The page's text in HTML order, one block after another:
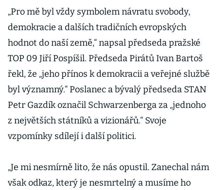
„Pro mě byl vždy symbolem návratu svobody,
demokracie a dalších tradičních evropských
hodnot do naší země,“ napsal předseda pražské
TOP 09 Jiří Pospíšil. Předseda Pirátů Ivan Bartoš
řekl, že „jeho přínos k demokracii a veřejné službě
byl významný.“ Poslanec a bývalý předseda STAN
Petr Gazdík označil Schwarzenberga za „jednoho
z největších státníků a vizionářů.“ Svoje
vzpomínky sdílejí i další politici.
„Je mi nesmírně lito, že nás opustil. Zanechal nám
však odkaz, který je nesmrtelný a musíme ho